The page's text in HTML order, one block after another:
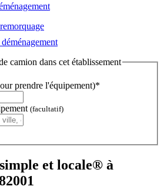
camion dans cet établissement
prendre l'équipement)*
(facultatif)
et locale® à